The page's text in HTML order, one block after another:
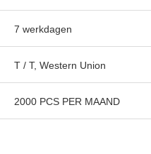
7 werkdagen
T / T, Western Union
2000 PCS PER MAAND